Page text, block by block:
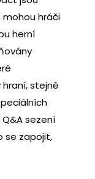
hráči
herní
stejně
sezení
se zapojit,